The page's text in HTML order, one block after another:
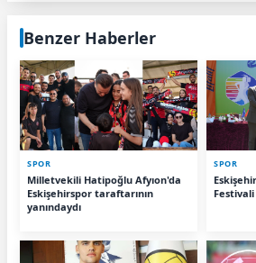
Benzer Haberler
SPOR
Milletvekili Hatipoğlu Afyıon'da
Eskişehirspor taraftarının
yanındaydı
SPOR
Festivali